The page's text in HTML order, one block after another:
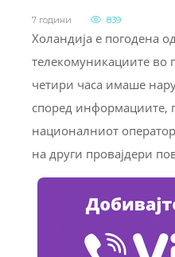
7 години 839
Холандија е погодена
телекомуникациите во
четири часа имаше
според информациите,
националниот
на други провајдери